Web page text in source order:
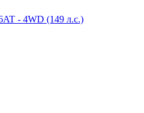
- 4WD (149 л.с.)